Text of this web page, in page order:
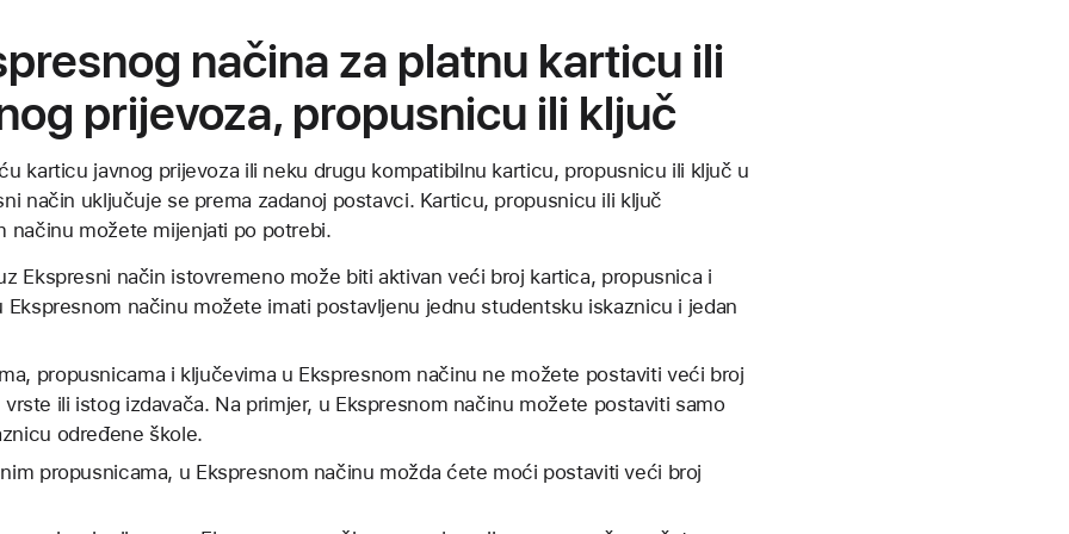
načina za platnu karticu ili
prijevoza, propusnicu ili ključ
karticu javnog prijevoza ili neku drugu kompatibilnu karticu, propusnicu ili ključ u
način uključuje se prema zadanoj postavci. Karticu, propusnicu ili ključ
načinu možete mijenjati po potrebi.
Ekspresni način istovremeno može biti aktivan veći broj kartica, propusnica i
Ekspresnom načinu možete imati postavljenu jednu studentsku iskaznicu i jedan
propusnicama i ključevima u Ekspresnom načinu ne možete postaviti veći broj
ili istog izdavača. Na primjer, u Ekspresnom načinu možete postaviti samo
određene škole.
propusnicama, u Ekspresnom načinu možda ćete moći postaviti veći broj